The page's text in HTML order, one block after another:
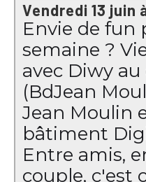
Vendredi 13 juin
Envie de fun
semaine ?
avec Diwy
(BdJean
Jean Moulin
bâtiment
Entre amis,
couple, c'est